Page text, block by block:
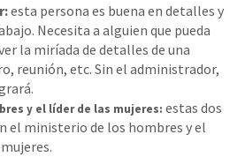
esta persona es buena en detalles y
Necesita a alguien que pueda
la miríada de detalles de una
reunión, etc. Sin el administrador,
y el líder de las mujeres: estas dos
el ministerio de los hombres y el